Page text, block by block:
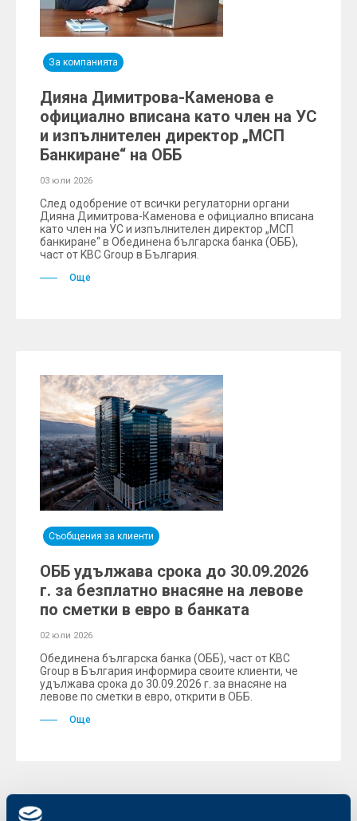
За компанията
Дияна Димитрова-Каменова е
официално вписана като член на УС
и изпълнителен директор „МСП
Банкиране“ на ОББ
03 юли 2026
След одобрение от всички регулаторни органи
Дияна Димитрова-Каменова е официално вписана
като член на УС и изпълнителен директор „МСП
банкиране“ в Обединена българска банка (ОББ),
част от KBC Group в България.
Още
Съобщения за клиенти
ОББ удължава срока до 30.09.2026
г. за безплатно внасяне на левове
по сметки в евро в банката
02 юли 2026
Обединена българска банка (ОББ), част от KBC
Group в България информира своите клиенти, че
удължава срока до 30.09.2026 г. за внасяне на
левове по сметки в евро, открити в ОББ.
Още